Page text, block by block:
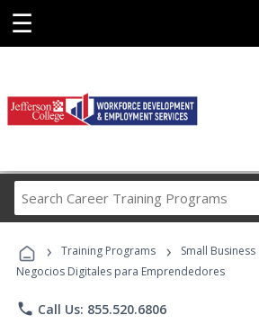
☰
Career
Programs
› Training Programs › Small Business
Negocios Digitales para Emprendedores
phone Call Us: 855.520.6806